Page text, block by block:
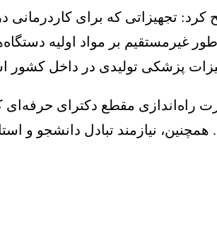
تجهیزاتی که برای کاردرمانی
غیرمستقیم بر مواد اولیه
پزشکی تولیدی در داخل
راه‌اندازی مقطع دکترای
نیازمند تبادل دانشجو و